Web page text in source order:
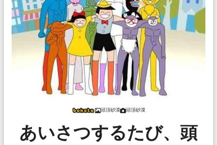
頭頂砂漠 頭頂砂漠
あいさつするたび、頭